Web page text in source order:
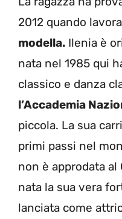
2012 quando
modella. Ilenia è
nata nel 1985 qui
classico e danza
l’Accademia
piccola. La sua
primi passi nel
non è approdata al
nata la sua vera
lanciata come